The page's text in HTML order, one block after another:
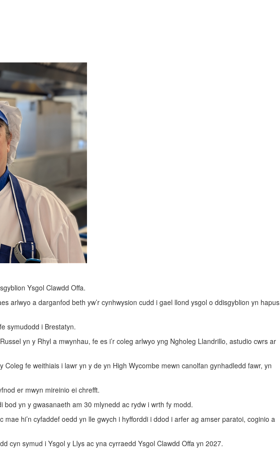
Ysgol Clawdd Offa.
arlwyo a darganfod beth yw’r cynhwysion cudd i gael llond ysgol o ddisgyblion yn hapus
symudodd i Brestatyn.
yn y Rhyl a mwynhau, fe es i’r coleg arlwyo yng Ngholeg Llandrillo, astudio cwrs ar
fe weithiais i lawr yn y de yn High Wycombe mewn canolfan gynhadledd fawr, yn
er mwyn mireinio ei chrefft.
yn y gwasanaeth am 30 mlynedd ac rydw i wrth fy modd.
hi’n cyfaddef oedd yn lle gwych i hyfforddi i ddod i arfer ag amser paratoi, coginio a
cyn symud i Ysgol y Llys ac yna cyrraedd Ysgol Clawdd Offa yn 2027.